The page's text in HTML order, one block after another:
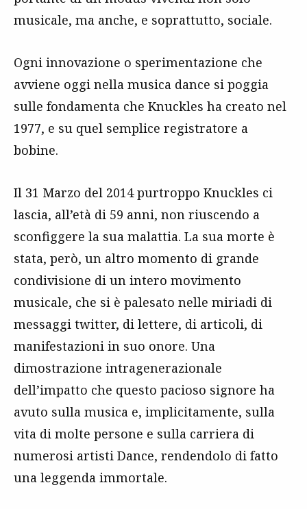
musicale, ma anche, e soprattutto, sociale.
Ogni innovazione o sperimentazione che
avviene oggi nella musica dance si poggia
sulle fondamenta che Knuckles ha creato nel
1977, e su quel semplice registratore a
bobine.
Il 31 Marzo del 2014 purtroppo Knuckles ci
lascia, all’età di 59 anni, non riuscendo a
sconfiggere la sua malattia. La sua morte è
stata, però, un altro momento di grande
condivisione di un intero movimento
musicale, che si è palesato nelle miriadi di
messaggi twitter, di lettere, di articoli, di
manifestazioni in suo onore. Una
dimostrazione intragenerazionale
dell’impatto che questo pacioso signore ha
avuto sulla musica e, implicitamente, sulla
vita di molte persone e sulla carriera di
numerosi artisti Dance, rendendolo di fatto
una leggenda immortale.